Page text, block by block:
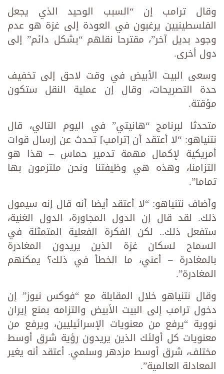
وقال ترامب إن “السبب الوحيد الذي يجعل
الفلسطينيين يرغبون في العودة إلى غزة هو عدم
وجود بديل آخر”، مقترحا نقلهم “بشكل دائم” إلى
دول أخرى.
وسعى البيت الأبيض في وقت لاحق إلى تخفيف
حدة التصريحات، وقال إن عملية النقل ستكون
مؤقتة.
متحدثا لبرنامج “هانيتي” في اليوم التالي، قال
نتنياهو: “لا أعتقد أن [ترامب] تحدث عن إرسال قوات
أمريكية لإكمال مهمة تدمير حماس – هذا هو
التزامنا، وهذه هي وظيفتنا ونحن ملتزمون بها
تماما”.
وأضاف نتنياهو: “لا أعتقد أيضا أنه قال إنه سيمول
ذلك. لقد قال إن الدول المجاورة، الدول الغنية،
ستفعل ذلك.. لكن الفكرة الفعلية المتمثلة في
السماح لسكان غزة الذين يريدون المغادرة
بالمغادرة – أعني، ما الخطأ في ذلك؟ يمكنهم
المغادرة”.
وقال نتنياهو خلال المقابلة مع “فوكس نيوز” إن
دخول ترامب إلى البيت الأبيض والتزامه بمنع إيران
نووية “يرفع من معنويات الإسرائيليين، ويرفع من
معنويات كل أولئك الذين يريدون رؤية شرق أوسط
مختلف، شرق أوسط مزدهر وسلمي. أعتقد أنه يغير
المعادلة العالمية”.